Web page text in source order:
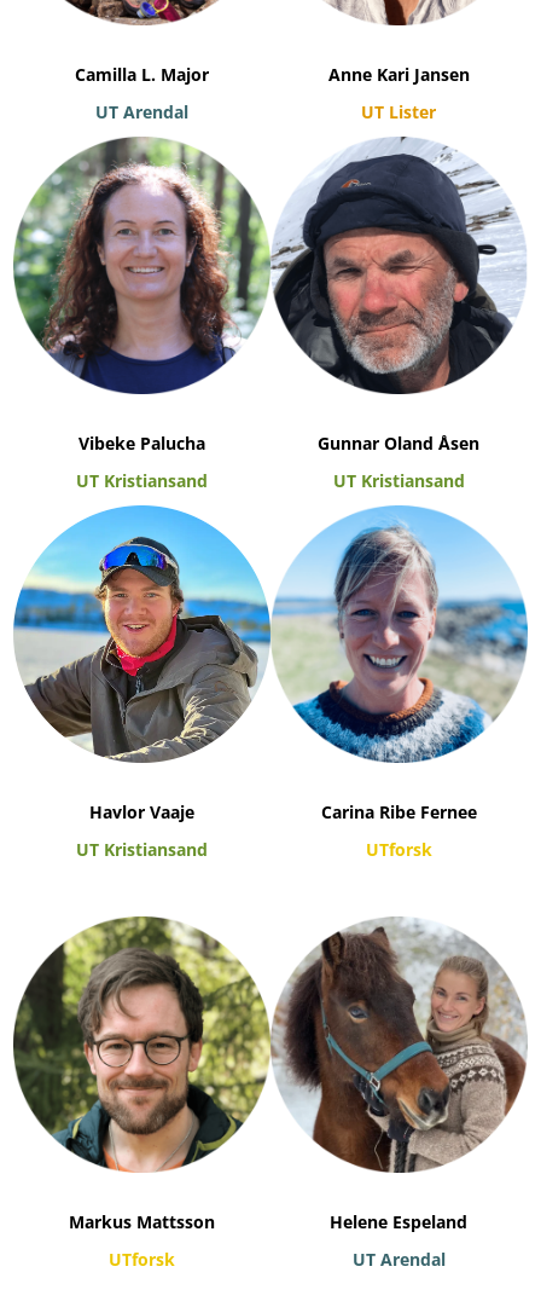
Camilla L. Major
UT Arendal
Vibeke Palucha
UT Kristiansand
Havlor Vaaje
UT Kristiansand
Anne Kari Jansen
UT Lister
Gunnar Oland Åsen
UT Kristiansand
Carina Ribe Fernee
UTforsk
Markus Mattsson
UTforsk
Helene Espeland
UT Arendal